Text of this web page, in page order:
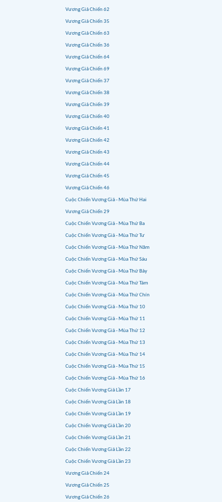
Vương Giả Chiến 62
Vương Giả Chiến 35
Vương Giả Chiến 63
Vương Giả Chiến 36
Vương Giả Chiến 64
Vương Giả Chiến 69
Vương Giả Chiến 37
Vương Giả Chiến 38
Vương Giả Chiến 39
Vương Giả Chiến 40
Vương Giả Chiến 41
Vương Giả Chiến 42
Vương Giả Chiến 43
Vương Giả Chiến 44
Vương Giả Chiến 45
Vương Giả Chiến 46
Cuộc Chiến Vương Giả - Mùa Thứ Hai
Vương Giả Chiến 29
Cuộc Chiến Vương Giả - Mùa Thứ Ba
Cuộc Chiến Vương Giả - Mùa Thứ Tư
Cuộc Chiến Vương Giả - Mùa Thứ Năm
Cuộc Chiến Vương Giả - Mùa Thứ Sáu
Cuộc Chiến Vương Giả - Mùa Thứ Bảy
Cuộc Chiến Vương Giả - Mùa Thứ Tám
Cuộc Chiến Vương Giả - Mùa Thứ Chín
Cuộc Chiến Vương Giả - Mùa Thứ 10
Cuộc Chiến Vương Giả - Mùa Thứ 11
Cuộc Chiến Vương Giả - Mùa Thứ 12
Cuộc Chiến Vương Giả - Mùa Thứ 13
Cuộc Chiến Vương Giả - Mùa Thứ 14
Cuộc Chiến Vương Giả - Mùa Thứ 15
Cuộc Chiến Vương Giả - Mùa Thứ 16
Cuộc Chiến Vương Giả Lần 17
Cuộc Chiến Vương Giả Lần 18
Cuộc Chiến Vương Giả Lần 19
Cuộc Chiến Vương Giả Lần 20
Cuộc Chiến Vương Giả Lần 21
Cuộc Chiến Vương Giả Lần 22
Cuộc Chiến Vương Giả Lần 23
Vương Giả Chiến 24
Vương Giả Chiến 25
Vương Giả Chiến 26